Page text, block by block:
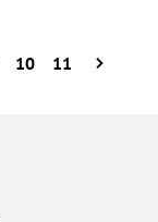
10 11